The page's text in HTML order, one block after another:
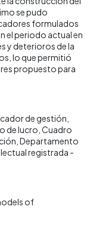
se pudo
formulados
el periodo actual en
y deterioros de la
lo que permitió
propuesto para
de gestión
de lucro Cuadro
Departamento
registrada -
of